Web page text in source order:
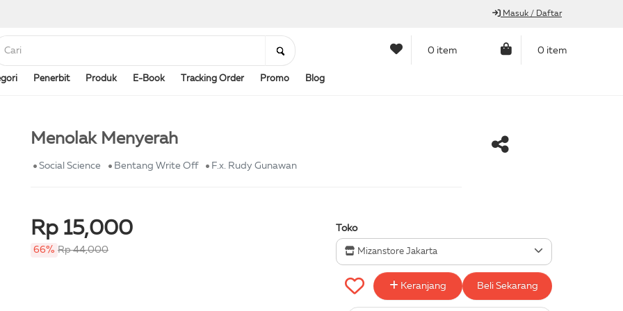
Masuk / Daftar
0 item 0 item
Penerbit Produk E-Book Tracking Order Promo Blog
Menolak Menyerah
Social Science Bentang Write Off F.x. Rudy Gunawan
Rp 15,000
66% Rp 44,000
Toko
Mizanstore Jakarta
Keranjang Beli Sekarang